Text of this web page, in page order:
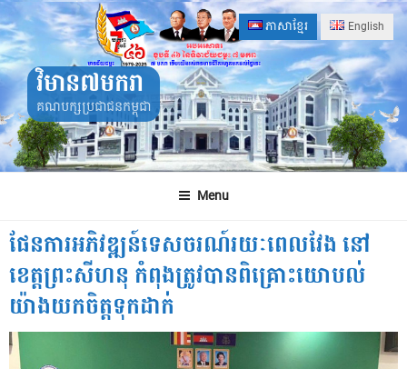
Skip
to
content
ភាសាខ្មែរ English
វិមាន៧មករា
គណបក្សប្រជាជនកម្ពុជា
Menu
ផែនការអភិវឌ្ឍន៍ទេសចរណ៍រយៈពេលវែង នៅ
ខេត្តព្រះសីហនុ កំពុងត្រូវបានពិគ្រោះយោបល់
យ៉ាងយកចិត្តទុកដាក់